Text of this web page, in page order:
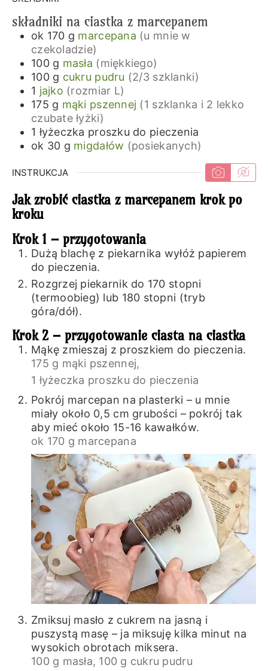
składniki na ciastka z marcepanem
ok 170 g marcepana (u mnie w
czekoladzie)
100 g masła (miękkiego)
100 g cukru pudru (2/3 szklanki)
1 jajko (rozmiar L)
175 g mąki pszennej (1 szklanka i 2 lekko
czubate łyżki)
1 łyżeczka proszku do pieczenia
ok 30 g migdałów (posiekanych)
INSTRUKCJA
Jak zrobić ciastka z marcepanem krok po
kroku
Krok 1 – przygotowania
Dużą blachę z piekarnika wyłóż papierem
do pieczenia.
Rozgrzej piekarnik do 170 stopni
(termoobieg) lub 180 stopni (tryb
góra/dół).
Krok 2 – przygotowanie ciasta na ciastka
Mąkę zmieszaj z proszkiem do pieczenia.
175 g mąki pszennej,
1 łyżeczka proszku do pieczenia
Pokrój marcepan na plasterki – u mnie
miały około 0,5 cm grubości – pokrój tak
aby mieć około 15-16 kawałków.
ok 170 g marcepana
Zmiksuj masło z cukrem na jasną i
puszystą masę – ja miksuję kilka minut na
wysokich obrotach miksera.
100 g masła, 100 g cukru pudru